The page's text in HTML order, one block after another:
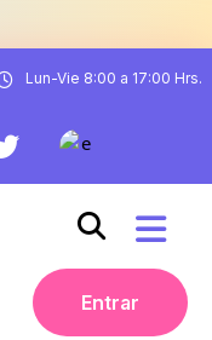
Lun-Vie 8:00 a 17:00 Hrs.
Entrar